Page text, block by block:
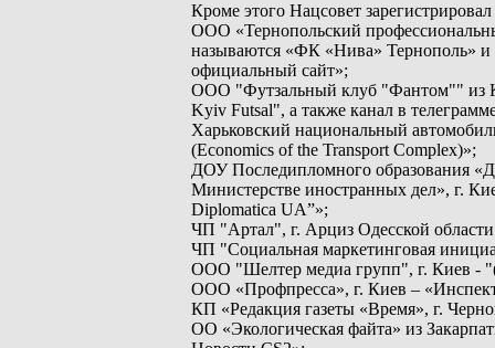
Кроме этого Нацсовет
ООО «Тернопольский
называются «ФК «Нива» Тернополь»
официальный сайт»;
ООО "Футзальный клуб "Фантом"" из
Kyiv Futsal", а также канал в
Харьковский национальный
(Eсonomics of the Transport Complex)»;
ДОУ Последипломного образования
Министерстве иностранных дел», г.
Diplomatica UA”»;
ЧП "Артал", г. Арциз Одесской
ЧП "Социальная маркетинговая
ООО "Шелтер медиа групп", г. Киев -
ООО «Профпресса», г. Киев –
КП «Редакция газеты «Время», г.
ОО «Экологическая файта» из